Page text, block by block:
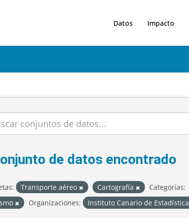
Datos Impacto
de datos encontrado
Transporte aéreo Cartografía
Categorías:
Organizaciones: Instituto Canario de Estadística